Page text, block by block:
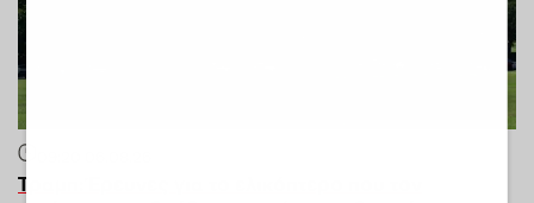
Τραμπ: Έρευνες για το ελικόπτερο που τον